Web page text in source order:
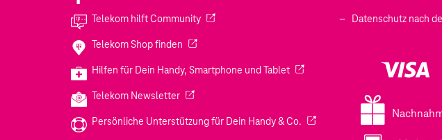
Telekom hilft Community(Wird in einem neuen Tab geöffnet)
Telekom Shop finden (Wird in einem neuen Tab geöffnet)
Hilfen für Dein Handy, Smartphone und Tablet(Wird in einem neuen Tab geöffnet)
Telekom Newsletter(Wird in einem neuen Tab geöffnet)
Persönliche Unterstützung für Dein Handy & Co. (Wird in einem neuen Tab
Datenschutz nach